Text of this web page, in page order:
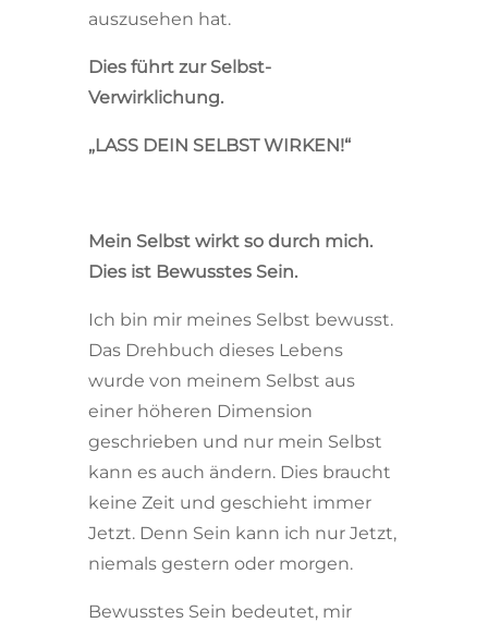
auszusehen hat.
Dies führt zur Selbst-
Verwirklichung.
„LASS DEIN SELBST WIRKEN!“
Mein Selbst wirkt so durch mich.
Dies ist Bewusstes Sein.
Ich bin mir meines Selbst bewusst.
Das Drehbuch dieses Lebens
wurde von meinem Selbst aus
einer höheren Dimension
geschrieben und nur mein Selbst
kann es auch ändern. Dies braucht
keine Zeit und geschieht immer
Jetzt. Denn Sein kann ich nur Jetzt,
niemals gestern oder morgen.
Bewusstes Sein bedeutet, mir